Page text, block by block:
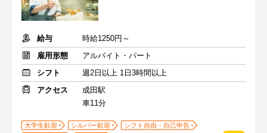
給与
時給1250円～
雇用形態
アルバイト・パート
シフト
週2日以上 1日3時間以上
アクセス
成田駅
車11分
大学生歓迎 シルバー歓迎
シフト自由・自己申告